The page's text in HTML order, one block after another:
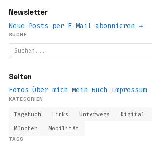
Newsletter
Neue Posts per E-Mail abonnieren →
SUCHE
Seiten
Fotos Über mich Mein Buch Impressum
KATEGORIEN
Tagebuch Links Unterwegs Digital
München
Mobilität
TAGS